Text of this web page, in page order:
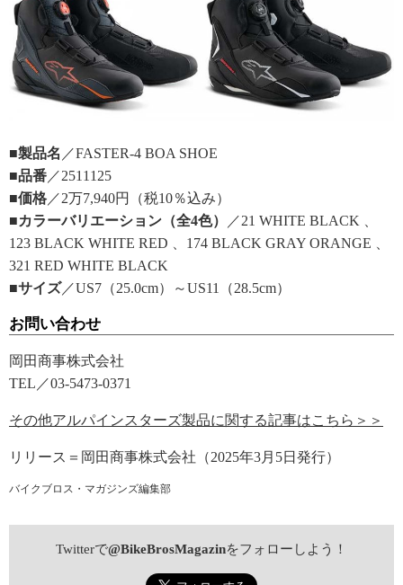
■製品名 ／FASTER-4 BOA SHOE
■品番／2511125
■価格／2万7,940円（税10％込み）
■カラーバリエーション（全4色）
／21 WHITE BLACK 、
123 BLACK WHITE RED 、174 BLACK GRAY ORANGE 、
321 RED WHITE BLACK
■サイズ／US7（25.0cm）～US11（28.5cm）
お問い合わせ
岡田商事株式会社
TEL／03-5473-0371
その他アルパインスターズ製品に関する記事はこちら＞＞
リリース＝岡田商事株式会社（2025年3月5日発行）
バイクブロス・マガジンズ編集部
Twitterで@BikeBrosMagazinをフォローしよう！